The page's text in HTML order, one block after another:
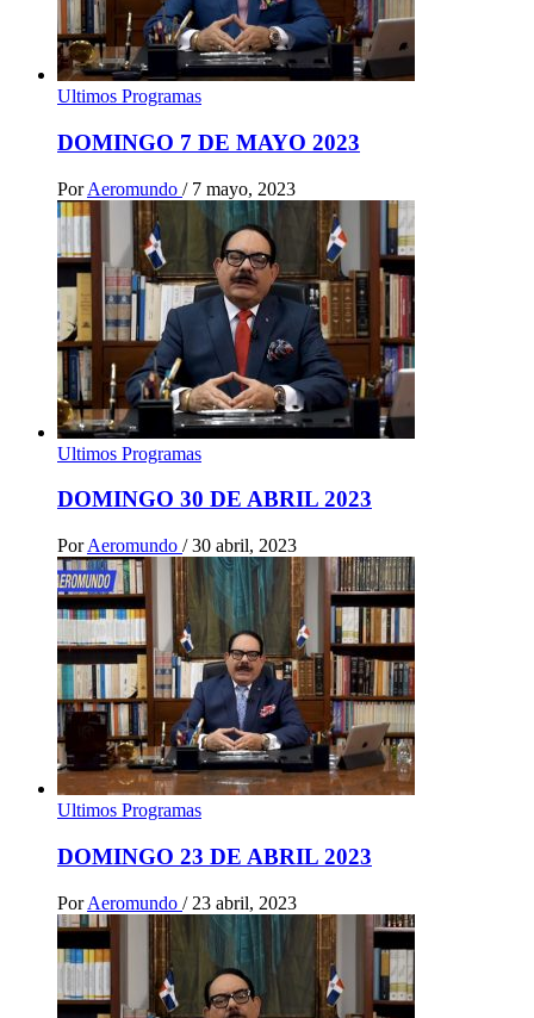
Ultimos Programas
DOMINGO 7 DE MAYO 2023
Por Aeromundo / 7 mayo, 2023
Ultimos Programas
DOMINGO 30 DE ABRIL 2023
Por Aeromundo / 30 abril, 2023
Ultimos Programas
DOMINGO 23 DE ABRIL 2023
Por Aeromundo / 23 abril, 2023